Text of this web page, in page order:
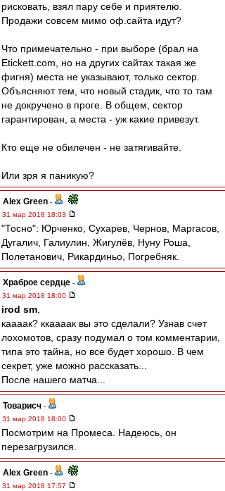
рисковать, взял пару себе и приятелю.
Продажи совсем мимо оф.сайта идут?
Что примечательно - при выборе (брал на
Etickett.com, но на других сайтах такая же
фигня) места не указывают, только сектор.
Объясняют тем, что новый стадик, что то там
не докручено в проге. В общем, сектор
гарантирован, а места - уж какие привезут.
Кто еще не обилечен - не затягивайте.
Или зря я паникую?
Alex Green -
31 мар 2018 18:03
"Тосно": Юрченко, Сухарев, Чернов, Маргасов,
Дугалич, Галиулин, Жигулёв, Нуну Роша,
Полетанович, Рикардиньо, Погребняк.
Храброе сердце -
31 мар 2018 18:00
irod sm
каааак? ккаааак вы это сделали? Узнав счет
лохомотов, сразу подумал о том комментарии,
типа это тайна, но все будет хорошо. В чем
секрет, уже можно рассказать...
После нашего матча...
Товарисч -
31 мар 2018 18:00
Посмотрим на Промеса. Надеюсь, он
перезагрузился.
Alex Green -
31 мар 2018 17:57